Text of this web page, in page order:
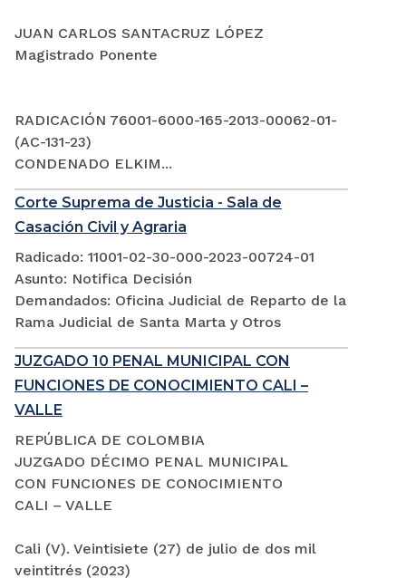
JUAN CARLOS SANTACRUZ LÓPEZ
Magistrado Ponente
RADICACIÓN 76001-6000-165-2013-00062-01-
(AC-131-23)
CONDENADO ELKIM...
Corte Suprema de Justicia - Sala de
Casación Civil y Agraria
Radicado: 11001-02-30-000-2023-00724-01
Asunto: Notifica Decisión
Demandados: Oficina Judicial de Reparto de la
Rama Judicial de Santa Marta y Otros
JUZGADO 10 PENAL MUNICIPAL CON
FUNCIONES DE CONOCIMIENTO CALI –
VALLE
REPÚBLICA DE COLOMBIA
JUZGADO DÉCIMO PENAL MUNICIPAL
CON FUNCIONES DE CONOCIMIENTO
CALI – VALLE
Cali (V). Veintisiete (27) de julio de dos mil
veintitrés (2023)